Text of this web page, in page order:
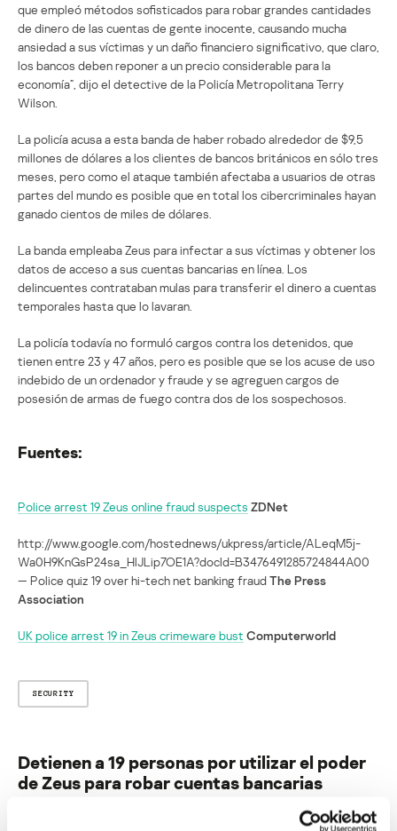
que empleó métodos sofisticados para robar grandes cantidades
de dinero de las cuentas de gente inocente, causando mucha
ansiedad a sus víctimas y un daño financiero significativo, que claro,
los bancos deben reponer a un precio considerable para la
economía”, dijo el detective de la Policía Metropolitana Terry
Wilson.
La policía acusa a esta banda de haber robado alrededor de $9,5
millones de dólares a los clientes de bancos británicos en sólo tres
meses, pero como el ataque también afectaba a usuarios de otras
partes del mundo es posible que en total los cibercriminales hayan
ganado cientos de miles de dólares.
La banda empleaba Zeus para infectar a sus víctimas y obtener los
datos de acceso a sus cuentas bancarias en línea. Los
delincuentes contrataban mulas para transferir el dinero a cuentas
temporales hasta que lo lavaran.
La policía todavía no formuló cargos contra los detenidos, que
tienen entre 23 y 47 años, pero es posible que se los acuse de uso
indebido de un ordenador y fraude y se agreguen cargos de
posesión de armas de fuego contra dos de los sospechosos.
Fuentes:
Police arrest 19 Zeus online fraud suspects ZDNet
http://www.google.com/hostednews/ukpress/article/ALeqM5j-
Wa0H9KnGsP24sa_HlJLip7OE1A?docId=B3476491285724844A00
— Police quiz 19 over hi-tech net banking fraudThe Press
Association
UK police arrest 19 in Zeus crimeware bust Computerworld
SECURITY
Detienen a 19 personas por utilizar el poder
de Zeus para robar cuentas bancarias
Su dirección de correo electrónico no será publicada. Los